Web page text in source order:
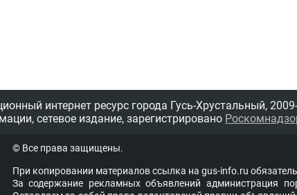
интернет ресурс города Гусь-Хрустальный,
сетевое издание, зарегистрировано
© Все права защищены.
При копировании материалов ссыл­ка на gus-info.ru
За содержание рекламных объявлений администра­ция